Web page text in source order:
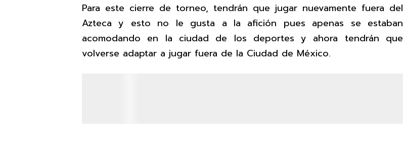
Para este cierre de torneo, tendrán que jugar nuevamente fuera del
Azteca y esto no le gusta a la afición pues apenas se estaban
acomodando en la ciudad de los deportes y ahora tendrán que
volverse adaptar a jugar fuera de la Ciudad de México.